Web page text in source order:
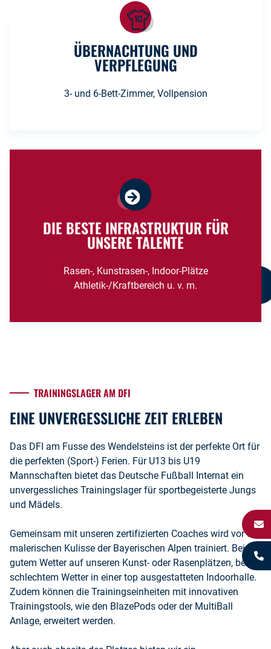
ÜBERNACHTUNG UND
VERPFLEGUNG
3- und 6-Bett-Zimmer, Vollpension
DIE BESTE INFRASTRUKTUR FÜR
UNSERE TALENTE
Rasen-, Kunstrasen-, Indoor-Plätze
Athletik-/Kraftbereich u. v. m.
TRAININGSLAGER AM DFI
EINE UNVERGESSLICHE ZEIT ERLEBEN
Das DFI am Fusse des Wendelsteins ist der perfekte Ort für
die perfekten (Sport-) Ferien. Für U13 bis U19
Mannschaften bietet das Deutsche Fußball Internat ein
unvergessliches Trainingslager für sportbegeisterte Jungs
und Mädels.
Gemeinsam mit unseren zertifizierten Coaches wird vor der
malerischen Kulisse der Bayerischen Alpen trainiert. Bei
gutem Wetter auf unseren Kunst- oder Rasenplätzen, bei
schlechtem Wetter in einer top ausgestatteten Indoorhalle.
Zudem können die Trainingseinheiten mit innovativen
Trainingstools, wie den BlazePods oder der MultiBall
Anlage, erweitert werden.